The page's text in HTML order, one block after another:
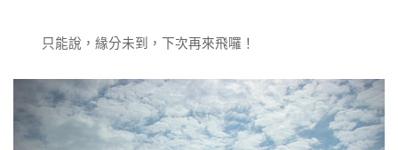
只能說，緣分未到，下次再來飛囉！